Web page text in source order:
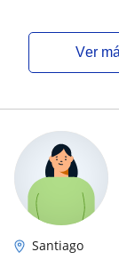
ver
Santiago